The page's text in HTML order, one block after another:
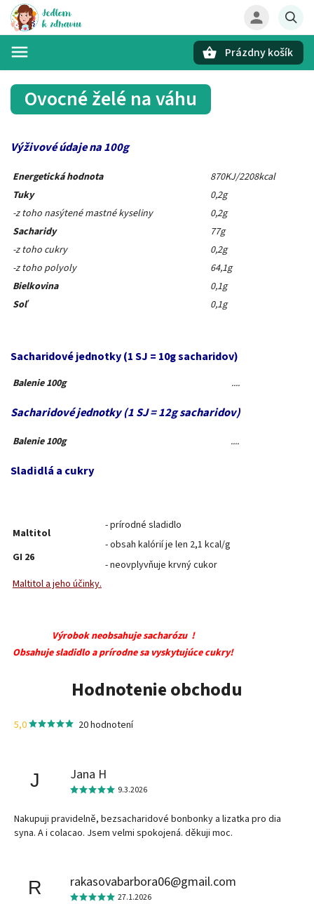
Prázdny košík
Ovocné želé na váhu
Výživové údaje na 100g
Energetická hodnota
870KJ/2208kcal
Tuky
0,2g
-z toho nasýtené mastné kyseliny
0,2g
Sacharidy
77g
-z toho cukry
0,2g
-z toho polyoly
64,1g
Bielkovina
0,1g
Soľ
0,1g
Sacharidové jednotky (1 SJ = 10g sacharidov)
Balenie 100g ....
Sacharidové jednotky (1 SJ = 12g sacharidov)
Balenie 100g ....
Sladidlá a cukry
Maltitol
GI 26
- prírodné sladidlo
- obsah kalórií je len 2,1 kcal/g
- neovplyvňuje krvný cukor
Maltitol a jeho účinky.
Výrobok neobsahuje sacharózu !
Obsahuje sladidlo a prírodne sa vyskytujúce cukry!
Hodnotenie obchodu
5,0 20 hodnotení
J Jana H
9.3.2026
Nakupuji pravidelně, bezsacharidové bonbonky a lizatka pro dia
syna. A i colacao. Jsem velmi spokojená. děkuji moc.
R rakasovabarbora06@gmail.com
27.1.2026